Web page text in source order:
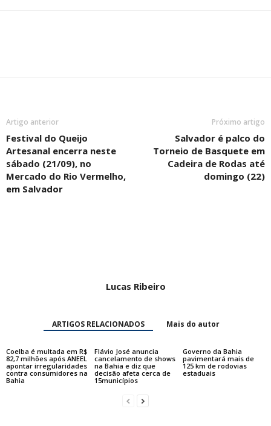
Artigo anterior
Festival do Queijo
Artesanal encerra neste
sábado (21/09), no
Mercado do Rio Vermelho,
em Salvador
Próximo artigo
Salvador é palco do
Torneio de Basquete em
Cadeira de Rodas até
domingo (22)
Lucas Ribeiro
ARTIGOS RELACIONADOS Mais do autor
Coelba é multada em R$
82,7 milhões após ANEEL
apontar irregularidades
contra consumidores na
Bahia
Flávio José anuncia
cancelamento de shows
na Bahia e diz que
decisão afeta cerca de
15municípios
Governo da Bahia
pavimentará mais de
125 km de rodovias
estaduais